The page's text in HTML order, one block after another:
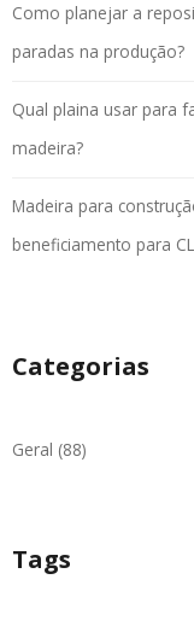
Como planejar a
paradas na produção?
Qual plaina usar para
madeira?
Madeira para
beneficiamento para
Categorias
Geral (88)
Tags